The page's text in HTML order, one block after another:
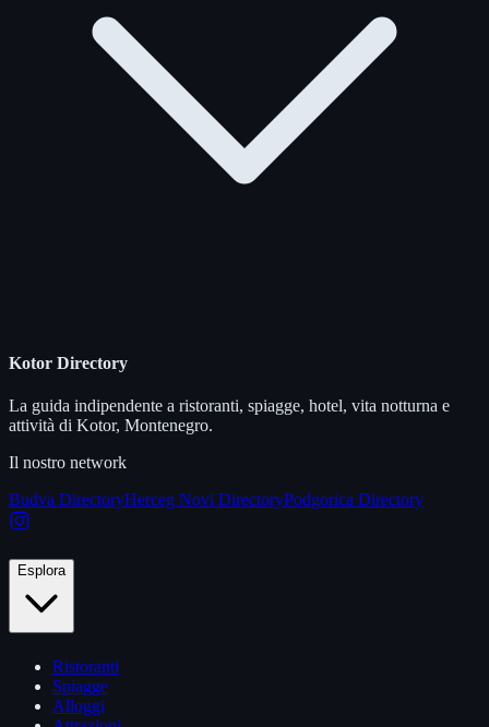
Kotor Directory
La guida indipendente a ristoranti, spiagge, hotel, vita notturna e
attività di Kotor, Montenegro.
Il nostro network
Budva DirectoryHerceg Novi DirectoryPodgorica Directory
Esplora
Ristoranti
Spiagge
Alloggi